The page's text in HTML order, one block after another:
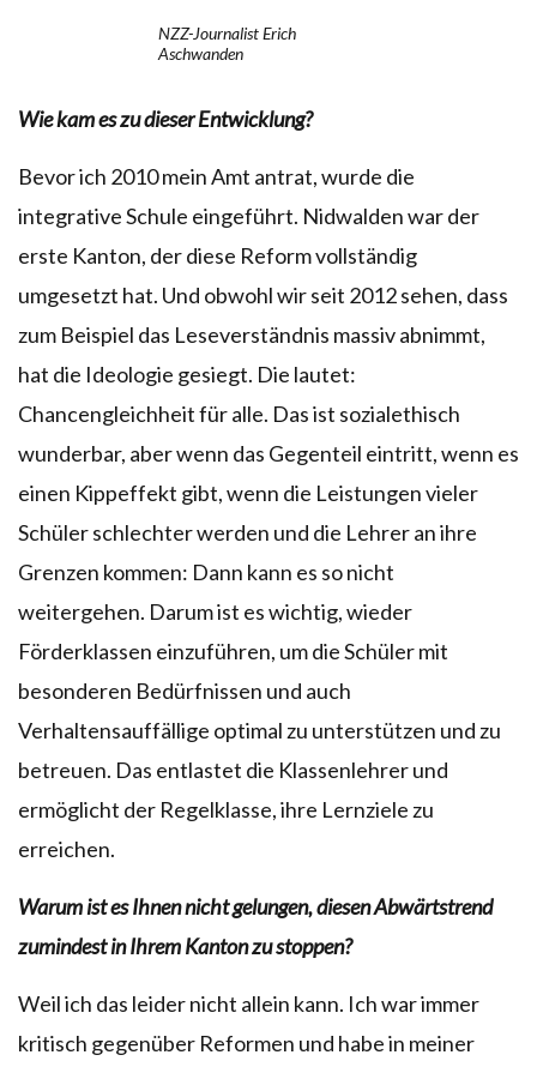
NZZ-Journalist Erich
Aschwanden
Wie kam es zu dieser Entwicklung?
Bevor ich 2010 mein Amt antrat, wurde die
integrative Schule eingeführt. Nidwalden war der
erste Kanton, der diese Reform vollständig
umgesetzt hat. Und obwohl wir seit 2012 sehen, dass
zum Beispiel das Leseverständnis massiv abnimmt,
hat die Ideologie gesiegt. Die lautet:
Chancengleichheit für alle. Das ist sozialethisch
wunderbar, aber wenn das Gegenteil eintritt, wenn es
einen Kippeffekt gibt, wenn die Leistungen vieler
Schüler schlechter werden und die Lehrer an ihre
Grenzen kommen: Dann kann es so nicht
weitergehen. Darum ist es wichtig, wieder
Förderklassen einzuführen, um die Schüler mit
besonderen Bedürfnissen und auch
Verhaltensauffällige optimal zu unterstützen und zu
betreuen. Das entlastet die Klassenlehrer und
ermöglicht der Regelklasse, ihre Lernziele zu
erreichen.
Warum ist es Ihnen nicht gelungen, diesen Abwärtstrend
zumindest in Ihrem Kanton zu stoppen?
Weil ich das leider nicht allein kann. Ich war immer
kritisch gegenüber Reformen und habe in meiner